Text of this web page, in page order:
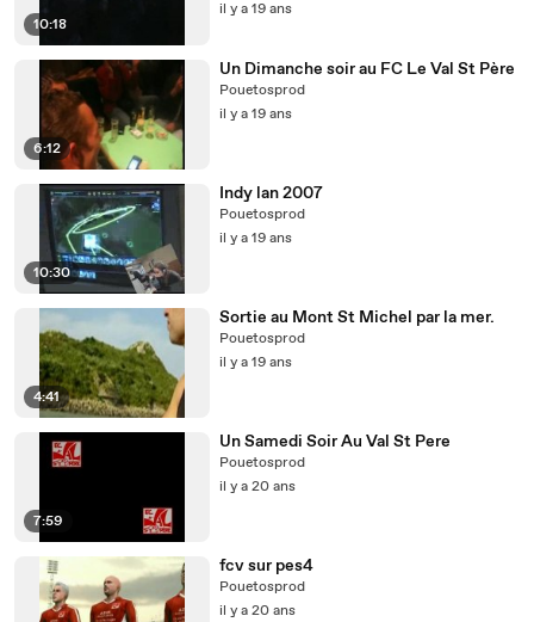
10:18
il y a 19 ans
6:12
Un Dimanche soir au FC Le Val St Père
Pouetosprod
il y a 19 ans
10:30
Indy lan 2007
Pouetosprod
il y a 19 ans
4:41
Sortie au Mont St Michel par la mer.
Pouetosprod
il y a 19 ans
7:59
Un Samedi Soir Au Val St Pere
Pouetosprod
il y a 20 ans
fcv sur pes4
Pouetosprod
il y a 20 ans